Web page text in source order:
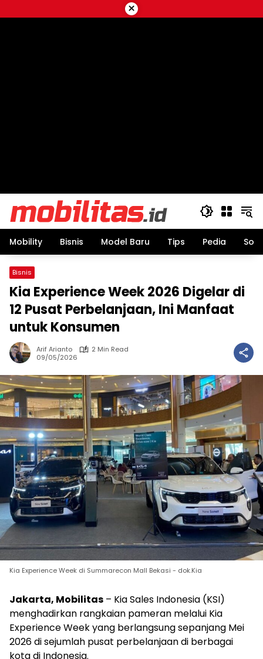
to
×
Mobility Bisnis Model Baru Tips Pedia
Bisnis
Kia Experience Week 2026 Digelar di
12 Pusat Perbelanjaan, Ini Manfaat
untuk Konsumen
Arif Arianto
2 Min Read
09/05/2026
Kia Experience Week di Summarecon Mall Bekasi - dok.Kia
Jakarta, Mobilitas – Kia Sales Indonesia (KSI)
menghadirkan rangkaian pameran melalui Kia
Experience Week yang berlangsung sepanjang Mei
2026 di sejumlah pusat perbelanjaan di berbagai
kota di Indonesia.